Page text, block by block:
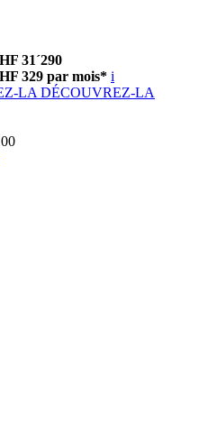
31´290
329 par mois* i
LA DÉCOUVREZ-LA